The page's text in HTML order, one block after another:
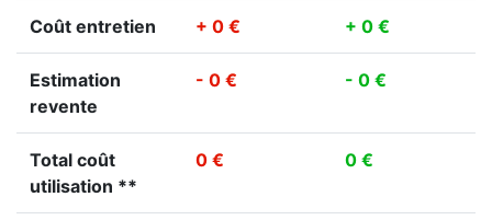
Coût entretien + 0 € + 0 €
Estimation
revente
- 0 € - 0 €
Total coût
utilisation **
0 € 0 €